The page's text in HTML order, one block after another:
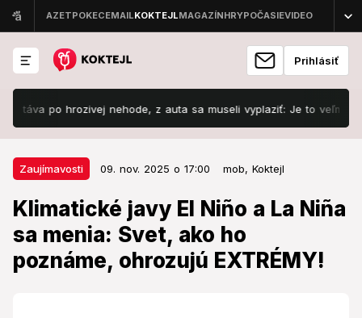
Prihlásiť
po hrozivej nehode, z auta sa museli vyplaziť: Je to veľmi ťažké!
Zaujímavosti 09. nov. 2025 o 17:00 mob, Koktejl
Klimatické javy El Niño a La Niña
sa menia: Svet, ako ho
poznáme, ohrozujú EXTRÉMY!
Zaujímavosti 09. nov. 2025 o 17:00
Klimatické javy El Niño a La Niña
sa menia: Svet, ako ho poznáme,
ohrozujú EXTRÉMY!